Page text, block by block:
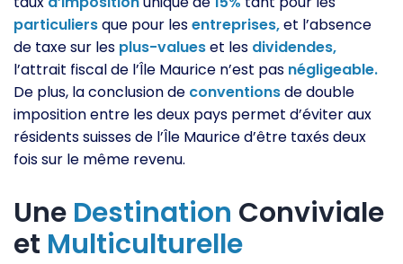
particuliersque pour lesentreprises,et l’absence
de taxe sur les plus-valueset les dividendes,
l’attrait fiscal de l’Île Maurice n’est pas négligeable.
De plus, la conclusion de conventionsde double
imposition entre les deux pays permet d’éviter aux
résidents suisses de l’Île Maurice d’être taxés deux
fois sur le même revenu.
Une Destination Conviviale
et Multiculturelle